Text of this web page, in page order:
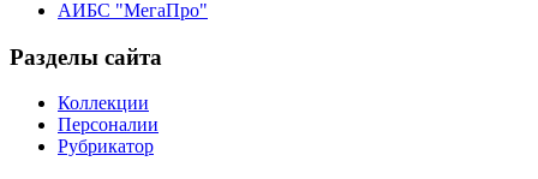
АИБС "МегаПро"
Разделы сайта
Коллекции
Персоналии
Рубрикатор